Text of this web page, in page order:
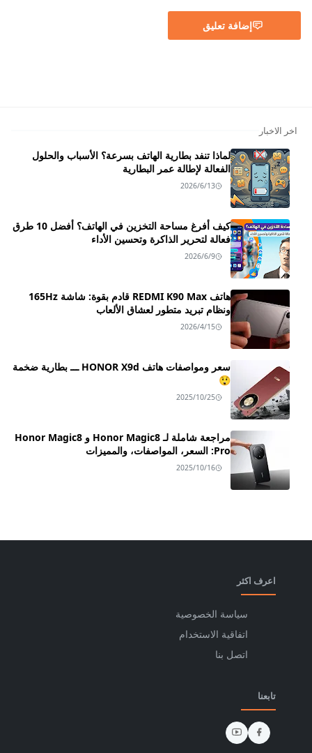
إضافة تعليق
اخر الاخبار
لماذا تنفد بطارية الهاتف بسرعة؟ الأسباب والحلول
الفعالة لإطالة عمر البطارية
2026/6/13
كيف أفرغ مساحة التخزين في الهاتف؟ أفضل 10 طرق
فعالة لتحرير الذاكرة وتحسين الأداء
2026/6/9
هاتف REDMI K90 Max قادم بقوة: شاشة 165Hz
ونظام تبريد متطور لعشاق الألعاب
2026/4/15
سعر ومواصفات هاتف HONOR X9d ـــ بطارية ضخمة
😲
2025/10/25
مراجعة شاملة لـ Honor Magic8 و Honor Magic8
Pro: السعر، المواصفات، والمميزات
2025/10/16
اعرف اكثر
سياسة الخصوصية
اتفاقية الاستخدام
اتصل بنا
تابعنا